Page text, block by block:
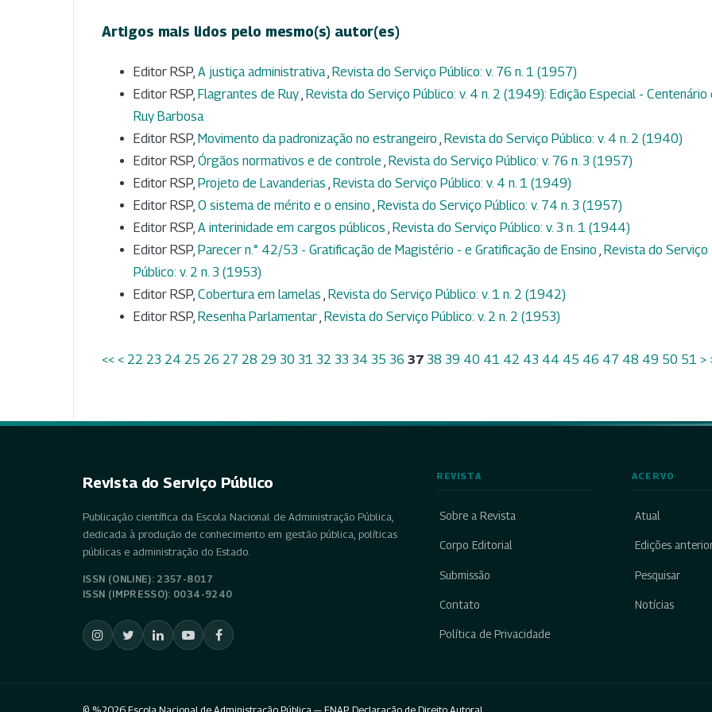
Artigos mais lidos pelo mesmo(s) autor(es)
Editor RSP, A justiça administrativa, Revista do Serviço Público: v. 76 n. 1 (1957)
Editor RSP, Flagrantes de Ruy, Revista do Serviço Público: v. 4 n. 2 (1949): Edição Especial - Centenário
Ruy Barbosa
Editor RSP, Movimento da padronização no estrangeiro , Revista do Serviço Público: v. 4 n. 2 (1940)
Editor RSP, Órgãos normativos e de controle , Revista do Serviço Público: v. 76 n. 3 (1957)
Editor RSP, Projeto de Lavanderias , Revista do Serviço Público: v. 4 n. 1 (1949)
Editor RSP, O sistema de mérito e o ensino , Revista do Serviço Público: v. 74 n. 3 (1957)
Editor RSP, A interinidade em cargos públicos , Revista do Serviço Público: v. 3 n. 1 (1944)
Editor RSP, Parecer n.° 42/53 - Gratificação de Magistério - e Gratificação de Ensino , Revista do Serviço
Público: v. 2 n. 3 (1953)
Editor RSP, Cobertura em lamelas , Revista do Serviço Público: v. 1 n. 2 (1942)
Editor RSP, Resenha Parlamentar, Revista do Serviço Público: v. 2 n. 2 (1953)
<< < 22 23 24 25 26 27 28 29 30 31 32 33 34 35 36 37 38 39 40 41 42 43 44 45 46 47 48 49 50 51 >
Revista do Serviço Público
Publicação científica da Escola Nacional de Administração Pública,
dedicada à produção de conhecimento em gestão pública, políticas
públicas e administração do Estado.
ISSN (ONLINE): 2357-8017
ISSN (IMPRESSO): 0034-9240
REVISTA
Sobre a Revista
Corpo Editorial
Submissão
Contato
Política de Privacidade
ACERVO
Atual
Edições
Pesquisar
Notícias